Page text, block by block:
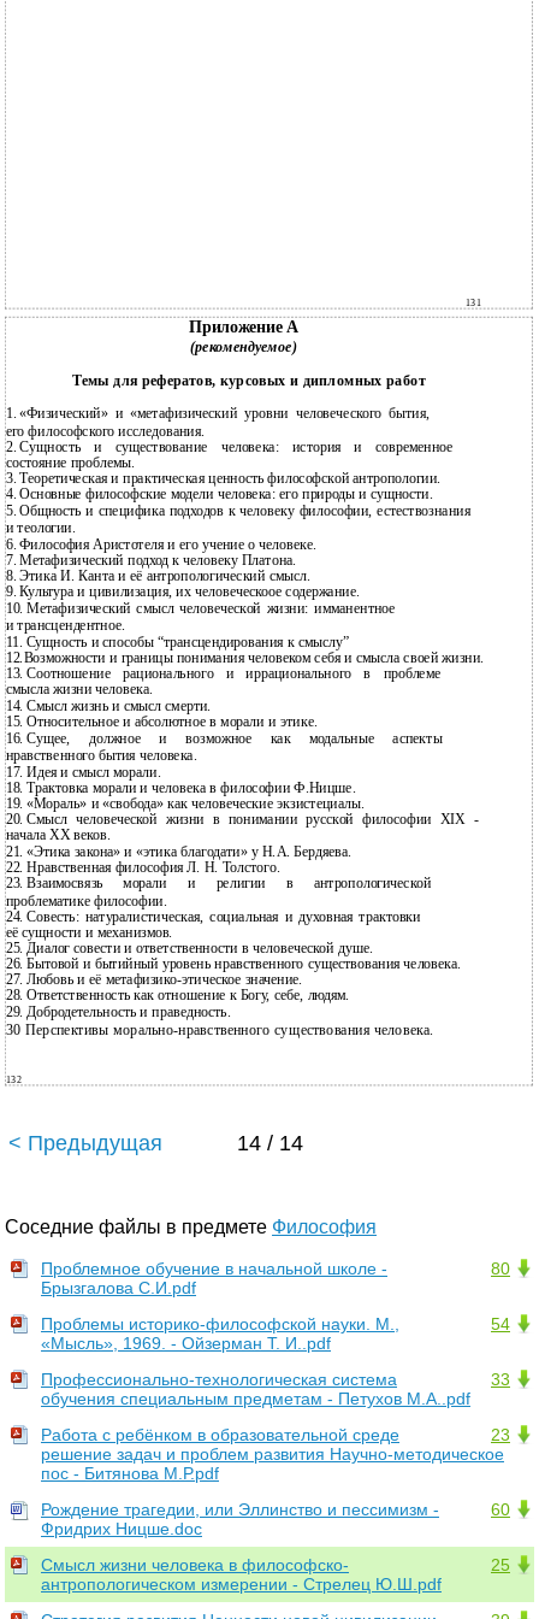
131
Приложение А
(рекомендуемое)
Темы для рефератов, курсовых и дипломных работ
1. «Физический» и «метафизический уровни человеческого бытия,
его философского исследования.
2. Сущность и существование человека: история и современное
состояние проблемы.
3. Теоретическая и практическая ценность философской антропологии.
4. Основные философские модели человека: его природы и сущности.
5. Общность и специфика подходов к человеку философии, естествознания
и теологии.
6. Философия Аристотеля и его учение о человеке.
7. Метафизический подход к человеку Платона.
8. Этика И. Канта и её антропологический смысл.
9. Культура и цивилизация, их человеческоое содержание.
10. Метафизический смысл человеческой жизни: имманентное
и трансцендентное.
11.
Сущность и способы “трансцендирования к смыслу”
12.Возможности и границы понимания человеком себя и смысла своей жизни.
13. Соотношение рационального и иррационального в проблеме
смысла жизни человека.
14. Смысл жизнь и смысл смерти.
15. Относительное и абсолютное в морали и этике.
16. Сущее, должное и возможное как модальные аспекты
нравственного бытия человека.
17. Идея и смысл морали.
18. Трактовка морали и человека в философии Ф.Ницше.
19. «Мораль» и «свобода» как человеческие экзистециалы.
20. Смысл человеческой жизни в понимании русской философии ХIХ -
начала ХХ веков.
21. «Этика закона» и «этика благодати» у Н.А. Бердяева.
22. Нравственная философия Л. Н. Толстого.
23. Взаимосвязь морали и религии в антропологической
проблематике философии.
24. Совесть: натуралистическая, социальная и духовная трактовки
её сущности и механизмов.
25. Диалог совести и ответственности в человеческой душе.
26. Бытовой и бытийный уровень нравственного существования человека.
27. Любовь и её метафизико-этическое значение.
28. Ответственность как отношение к Богу, себе, людям.
29. Добродетельность и праведность.
30 Перспективы морально-нравственного существования человека.
132
< Предыдущая 14 / 14
Соседние файлы в предмете Философия
80
Проблемное обучение в начальной школе -
Брызгалова С.И.pdf
54
Проблемы историко-философской науки. М.,
«Мысль», 1969. - Ойзерман Т. И..pdf
33
Профессионально-технологическая система
обучения специальным предметам - Петухов М.А..pdf
23
Работа с ребёнком в образовательной среде
решение задач и проблем развития Научно-методическое
пос - Битянова М.Р.pdf
60
Рождение трагедии, или Эллинство и пессимизм -
Фридрих Ницше.doc
25
Смысл жизни человека в философско-
антропологическом измерении - Стрелец Ю.Ш.pdf